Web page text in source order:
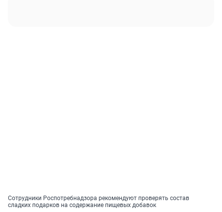
Сотрудники Роспотребнадзора рекомендуют проверять состав
сладких подарков на содержание пищевых добавок